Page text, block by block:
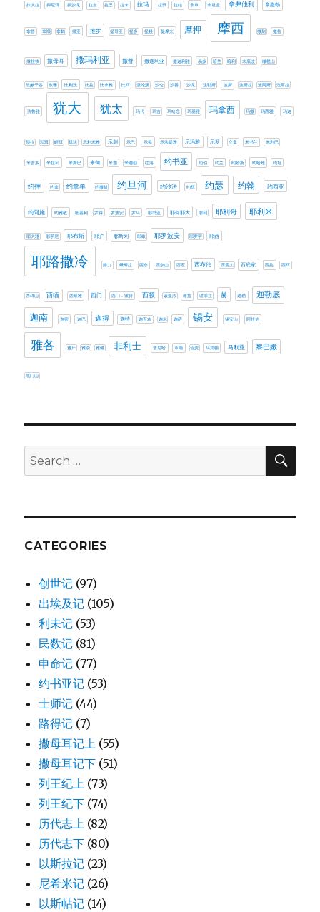
抹大拉 押尼珥 押沙龙 拉吉 拉巴 拉末 拉玛 拉班 拉结 拿单 拿坦业 拿弗他利 拿撒勒
拿答 拿顺 拿鹤 挪亚 推罗 提哥亚 提多 提幔 提摩太 摩押 摩西 撒刻 撒拉
撒拉铁 撒母耳 撒玛利亚 撒督 撒迦利亚 撒迦利雅 易多 暗兰 暗利 末底改 橄榄山
欣嫩子谷 歌珊 比利洗 比拉 比拿雅 比珥 汲沦溪 沙仑 沙番 沙龙 法勒斯 波斯 波斯拉 波阿斯 洗革拉
洗鲁雅 犹大 犹太 玛代 玛吉 玛哈念 玛基雅 玛拿西 玛撒 玛西雅 玛迦
琐拉 琐珥 睚珥 矶法 示利米雅 示剑 示巴 示每 示法提雅 示玛雅 示罗 立拿 米书兰 米利巴
米吉多 米拉利 米斯巴 米甸 米迦 米迦勒 红海 约书亚 约伯 约兰 约哈斯 约哈难 约坦
约押 约拿 约拿单 约撒拔 约旦河 约沙法 约珥 约瑟 约翰 约西亚
约阿施 约雅敬 细基利 罗得 罗波安 罗马 耶书亚 耶何耶大 耶利 耶利哥 耶利米
耶大雅 耶孚尼 耶布斯 耶户 耶斯列 耶歇 耶罗波安 耶罗罕 耶西
耶路撒冷 腓力 蛾摩拉 西奈 西奈山 西宏 西布伦 西庇太 西底家 西拉 西珥
西珥山 西缅 西莱雅 西门 西门．彼得 西顿 该亚法 谢拉 谢非拉 赫 迦勒 迦勒底
迦南 迦密 迦巴 迦得 迦特 迦百农 迦米 迦萨 锡安 锡安山 阿拉伯
雅各 雅斤 雅杂 雅谢 非利士 非尼哈 革顺 音麦 马其顿 马利亚 黎巴嫩
黑门山
Search
for:
CATEGORIES
创世记 (97)
出埃及记 (105)
利未记 (53)
民数记 (81)
申命记 (77)
约书亚记 (53)
士师记 (44)
路得记 (7)
撒母耳记上 (55)
撒母耳记下 (51)
列王纪上 (73)
列王纪下 (74)
历代志上 (82)
历代志下 (80)
以斯拉记 (23)
尼希米记 (26)
以斯帖记 (14)